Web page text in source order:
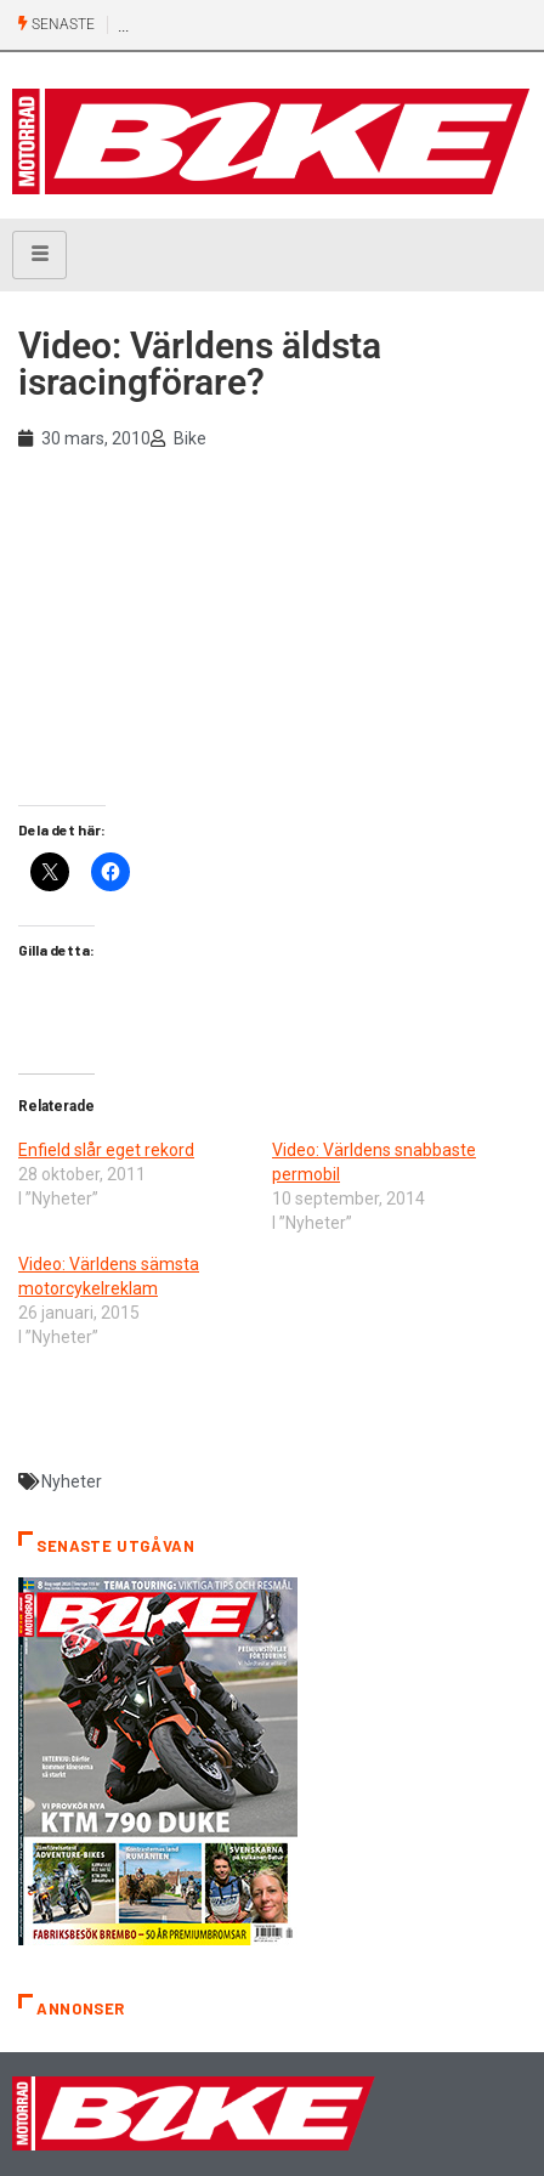
SENASTE
Video: Världens äldsta
isracingförare?
30 mars, 2010 Bike
Dela det här:
Gilla detta:
Relaterade
Enfield slår eget rekord
28 oktober, 2011
I ”Nyheter”
Video: Världens snabbaste
permobil
10 september, 2014
I ”Nyheter”
Video: Världens sämsta
motorcykelreklam
26 januari, 2015
I ”Nyheter”
Nyheter
SENASTE UTGÅVAN
ANNONSER